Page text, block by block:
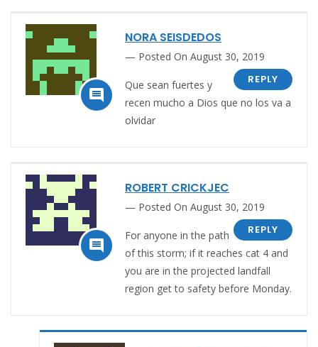

NORA SEISDEDOS
Posted On August 30, 2019
REPLY
Que sean fuertes y
recen mucho a Dios que no los va a
olvidar

ROBERT CRICKJEC
Posted On August 30, 2019
REPLY
For anyone in the path
of this storm; if it reaches cat 4 and
you are in the projected landfall
region get to safety before Monday.